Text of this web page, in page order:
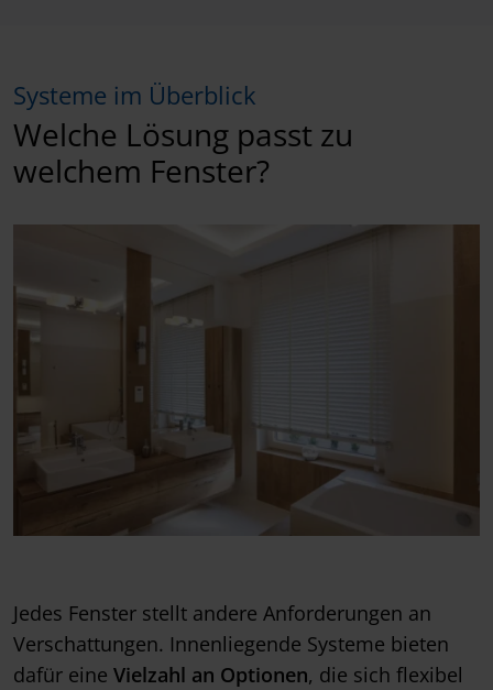
Systeme im Überblick
Welche Lösung passt zu
welchem Fenster?
Jedes Fenster stellt andere Anforderungen an
Verschattungen. Innenliegende Systeme bieten
dafür eine Vielzahl an Optionen, die sich flexibel